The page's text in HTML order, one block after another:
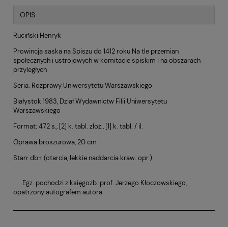
OPIS
Ruciński Henryk
Prowincja saska na Spiszu do 1412 roku Na tle przemian
społecznych i ustrojowych w komitacie spiskim i na obszarach
przyległych
Seria: Rozprawy Uniwersytetu Warszawskiego
Białystok 1983, Dział Wydawnictw Filii Uniwersytetu
Warszawskiego
Format: 472 s., [2] k. tabl. złoż., [1] k. tabl. / il.
Oprawa broszurowa, 20 cm
Stan: db+ (otarcia, lekkie naddarcia kraw. opr.)
Egz. pochodzi z księgozb. prof. Jerzego Kłoczowskiego,
opatrzony autografem autora.